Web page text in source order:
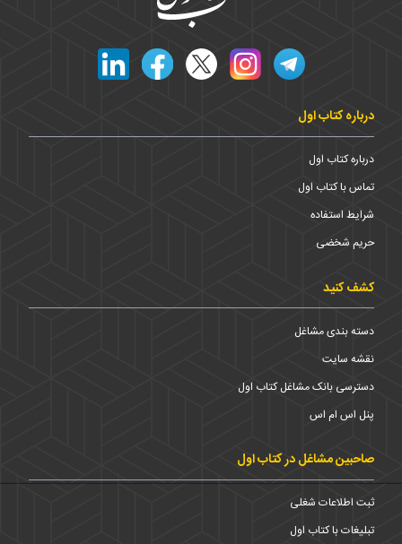
درباره کتاب اول
درباره کتاب اول
تماس با کتاب اول
شرایط استفاده
حریم شخضی
کشف کنید
دسته بندی مشاغل
نقشه سایت
دسترسی بانک مشاغل کتاب اول
پنل اس ام اس
صاحبین مشاغل در کتاب اول
ثبت اطلاعات شغلی
تبلیغات با کتاب اول